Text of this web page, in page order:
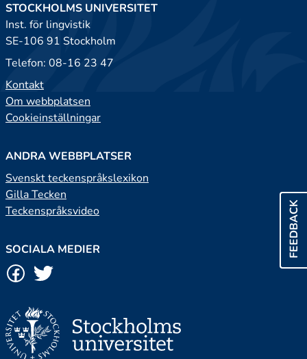
FEEDBACK
STOCKHOLMS UNIVERSITET
Inst. för lingvistik
SE-106 91 Stockholm
Telefon: 08-16 23 47
Kontakt
Om webbplatsen
Cookieinställningar
ANDRA WEBBPLATSER
Svenskt teckenspråkslexikon
Gilla Tecken
Teckenspråksvideo
SOCIALA MEDIER